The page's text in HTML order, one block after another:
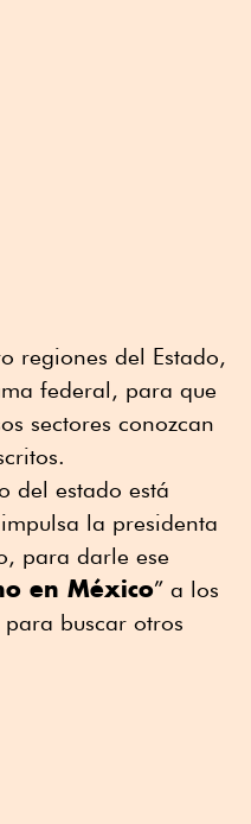
regiones del Estado,
federal, para que
sectores conozcan
del estado está
la presidenta
para darle ese
en México” a los
buscar otros